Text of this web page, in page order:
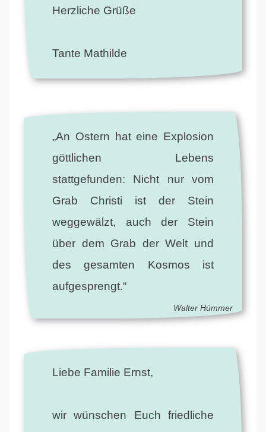
Herzliche Grüße
Tante Mathilde
„An Ostern hat eine Explosion
göttlichen Lebens
stattgefunden: Nicht nur vom
Grab Christi ist der Stein
weggewälzt, auch der Stein
über dem Grab der Welt und
des gesamten Kosmos ist
aufgesprengt.“
Walter Hümmer
Liebe Familie Ernst,
wir wünschen Euch friedliche